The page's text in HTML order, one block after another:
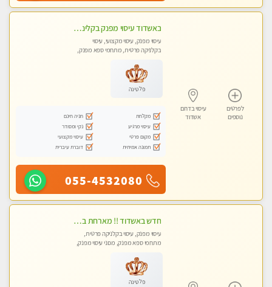
לפרטים
נוספים
עיסוי בדרום
אשדוד
באשדוד עיסוי מפנק בקליניקה פרטית שירות vip לרציניים בלבד! מומלץ!!
עיסוי מפנק, עיסוי מקצועי, עיסוי
בקלניקה פרטית, מתחמי ספא מפנק,
פלטינה
מקלחת
חניה חינם
עיסוי מרגיע
נקי ומסודר
מקום פרטי
עיסוי מקצועי
תמונה אמיתית
דוברת עיברית
055-4532080
חדש באשדוד !! מארחת בדירתי באופן פרטי ודיסקרטי מקום יפה מסודר נקי ואווירה נעימה יחס טוב בבית חםללא מין !!
עיסוי מפנק, עיסוי בקלניקה פרטית,
מתחמי ספא מפנק, מכוני עיסוי מפנק,
פלטינה